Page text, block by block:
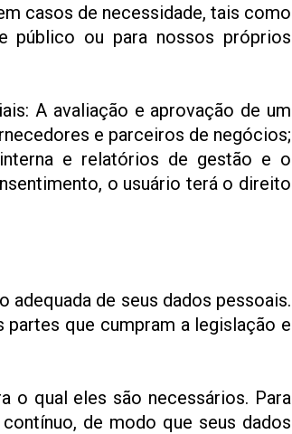
casos de necessidade, tais como
público ou para nossos próprios
A avaliação e aprovação de um
e parceiros de negócios;
e relatórios de gestão e o
o usuário terá o direito
adequada de seus dados pessoais.
que cumpram a legislação e
o qual eles são necessários. Para
de modo que seus dados